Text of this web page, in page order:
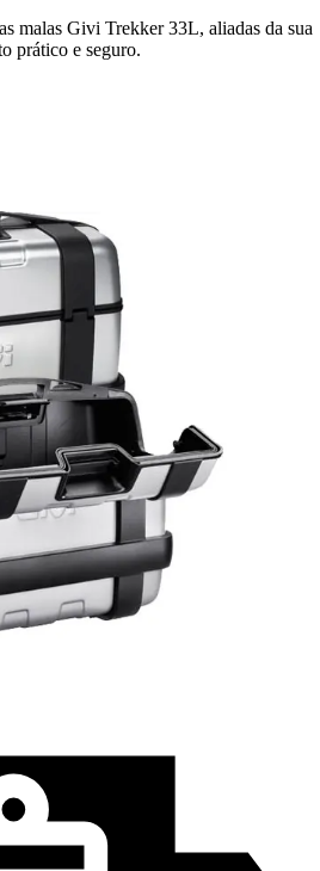
malas Givi Trekker 33L, aliadas da sua
prático e seguro.